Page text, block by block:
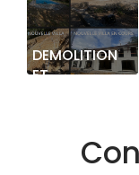
DEMOLITION
ET